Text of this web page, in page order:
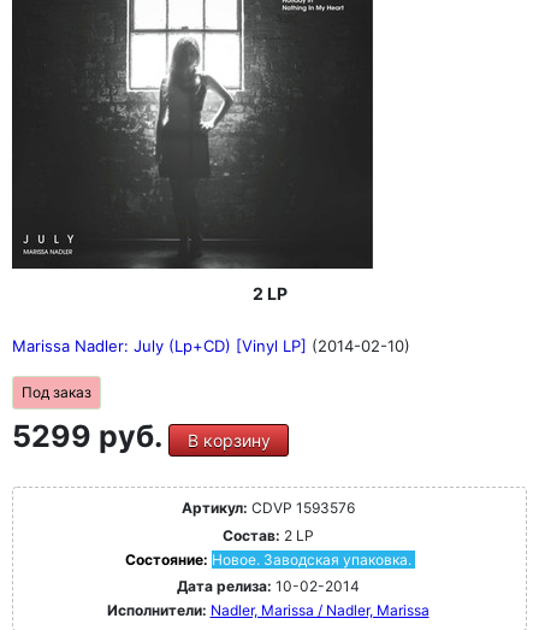
2 LP
Marissa Nadler: July (Lp+CD) [Vinyl LP] (2014-02-10)
Под заказ
5299 руб. В корзину
Артикул: CDVP 1593576
Состав: 2 LP
Состояние: Новое. Заводская упаковка.
Дата релиза: 10-02-2014
Исполнители: Nadler, Marissa / Nadler, Marissa